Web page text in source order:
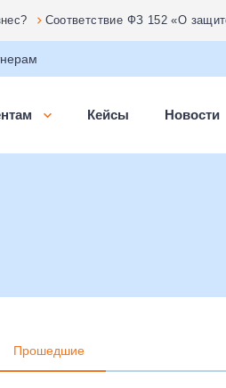
Соответствие ФЗ 152 «О
Кейсы Новости
Прошедшие